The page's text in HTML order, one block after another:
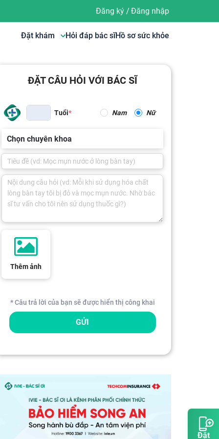
Đặt
Đăng ký/ Đăng nhập
Đặt khám Hỏi đáp bác sĩHồ sơ sức khỏe
ĐẶT CÂU HỎI VỚI BÁC SĨ
Tuổi Nam Nữ
Chọn chuyên khoa
Thêm ảnh
* Câu trả lời của bạn sẽ được hiển thị công khai
GỬI